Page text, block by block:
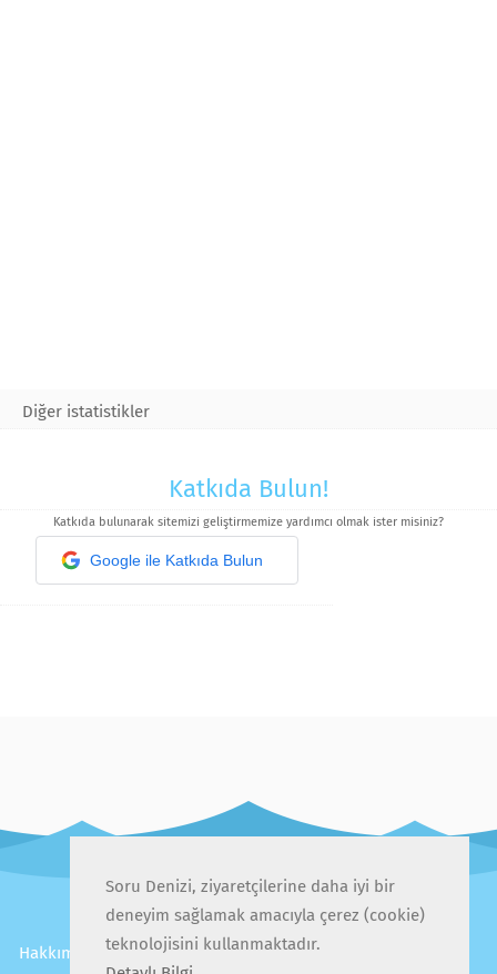
Diğer istatistikler
Katkıda Bulun!
Katkıda bulunarak sitemizi geliştirmemize yardımcı olmak ister misiniz?
Google ile Katkıda Bulun
Hakkımızda İletişim Gizlilik Politikası
Kullanıcı Sözleşmesi
Soru Denizi, ziyaretçilerine daha iyi bir
deneyim sağlamak amacıyla çerez (cookie)
teknolojisini kullanmaktadır.